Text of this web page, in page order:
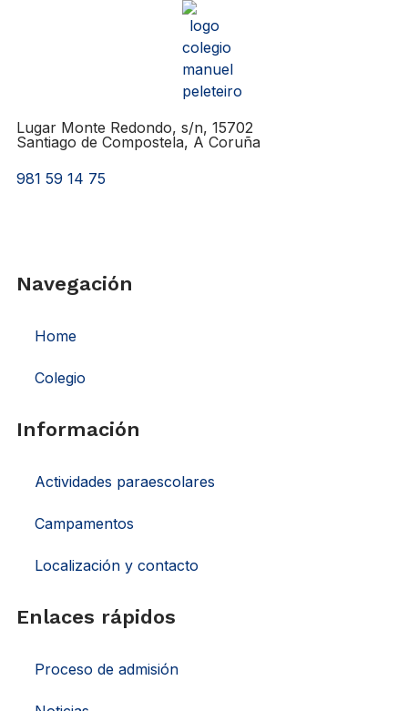
Lugar Monte Redondo, s/n, 15702
Santiago de Compostela, A Coruña
981 59 14 75
Navegación
Home
Colegio
Información
Actividades paraescolares
Campamentos
Localización y contacto
Enlaces rápidos
Proceso de admisión